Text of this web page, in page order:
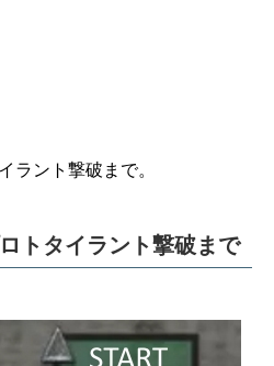
ラント撃破まで。
トタイラント撃破まで